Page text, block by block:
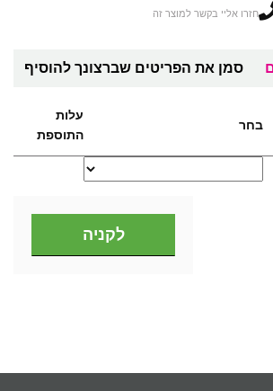
חזרו אליי בקשר למוצר זה
סמן את הפריטים שברצונך להוסיף
בחר
עלות
התוספת